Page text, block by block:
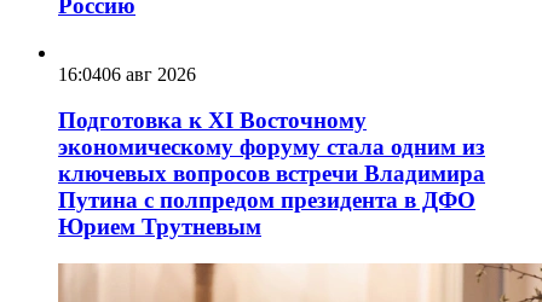
Россию
16:0406 авг 2026
Подготовка к XI Восточному
экономическому форуму стала одним из
ключевых вопросов встречи Владимира
Путина с полпредом президента в ДФО
Юрием Трутневым